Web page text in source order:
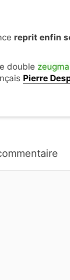
reprit enfin
double zeugma
Pierre